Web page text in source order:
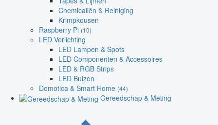
Chemicaliën & Reiniging
Krimpkousen
Raspberry Pi (10)
LED Verlichting
LED Lampen & Spots
LED Componenten & Accessoires
LED & RGB Strips
LED Buizen
Domotica & Smart Home (44)
Gereedschap & Meting